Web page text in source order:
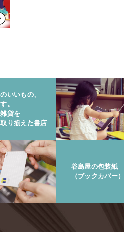
いいもの、
。
貨を
り揃えた書店
谷島屋の包装紙
（ブックカバー）